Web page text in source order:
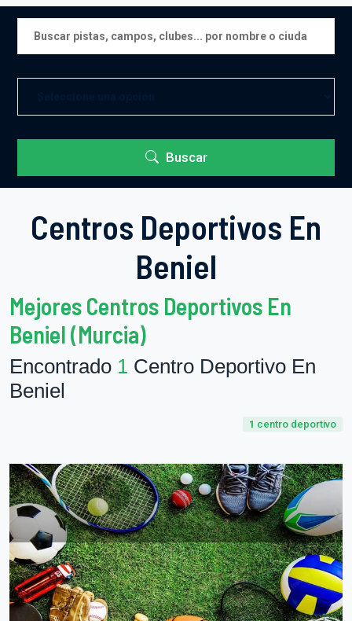
Buscar
Centros Deportivos En
Beniel
Mejores Centros Deportivos En
Beniel (Murcia)
Encontrado 1 Centro Deportivo En
Beniel
1 centro deportivo